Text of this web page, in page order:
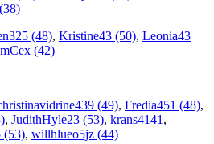
(48), Kristine43 (50), Leonia43
(42)
(49), Fredia451 (48),
, JudithHyle23 (53), krans4141 ,
(53), willhlueo5jz (44)